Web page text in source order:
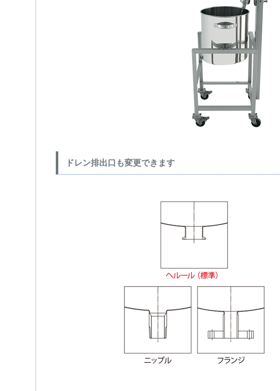
ドレン排出口も変更できます